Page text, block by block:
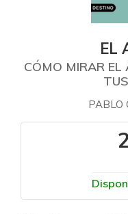
EL
CÓMO MIRAR EL
PABLO